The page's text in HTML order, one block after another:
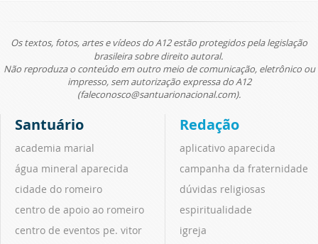
Os textos, fotos, artes e vídeos do A12 estão protegidos pela legislação
brasileira sobre direito autoral.
Não reproduza o conteúdo em outro meio de comunicação, eletrônico ou
impresso, sem autorização expressa do A12
(faleconosco@santuarionacional.com).
Santuário
academia marial
água mineral aparecida
cidade do romeiro
centro de apoio ao romeiro
centro de eventos pe. vitor
Redação
aplicativo aparecida
campanha da fraternidade
dúvidas religiosas
espiritualidade
igreja